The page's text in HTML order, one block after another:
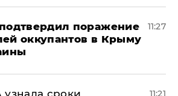
поражение
оккупантов в Крыму
11:27
сроки
11:21